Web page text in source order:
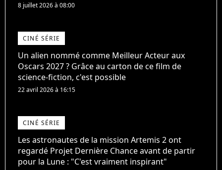
8 juillet 2026 à 08:00
CINÉ SÉRIE
Un alien nommé comme Meilleur Acteur aux
Oscars 2027 ? Grâce au carton de ce film de
science-fiction, c'est possible
22 avril 2026 à 16:15
CINÉ SÉRIE
Les astronautes de la mission Artemis 2 ont
regardé Projet Dernière Chance avant de partir
pour la Lune : "C'est vraiment inspirant"